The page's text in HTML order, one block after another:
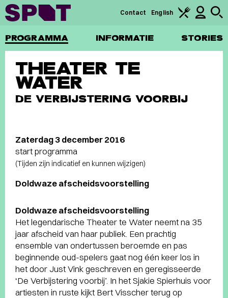
PROGRAMMA INFORMATIE STORIES
Contact English
THEATER TE
WATER
DE VERBIJSTERING VOORBIJ
Zaterdag 3 december 2016
start programma
(Tijden zijn indicatief en kunnen wijzigen)
Doldwaze afscheidsvoorstelling
Doldwaze afscheidsvoorstelling
Het legendarische Theater te Water neemt na 35
jaar afscheid van haar publiek. Een prachtig
ensemble van ondertussen beroemde en pas
beginnende oud-spelers gaat nog één keer los in
het door Just Vink geschreven en geregisseerde
‘De Verbijstering voorbij’. In het Sjakie Spierhuis voor
artiesten in ruste kijkt Bert Visscher terug op